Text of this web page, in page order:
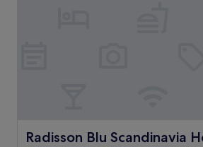
Radisson Blu Scandinavia
Radisson Blu Scandinavia Hotel